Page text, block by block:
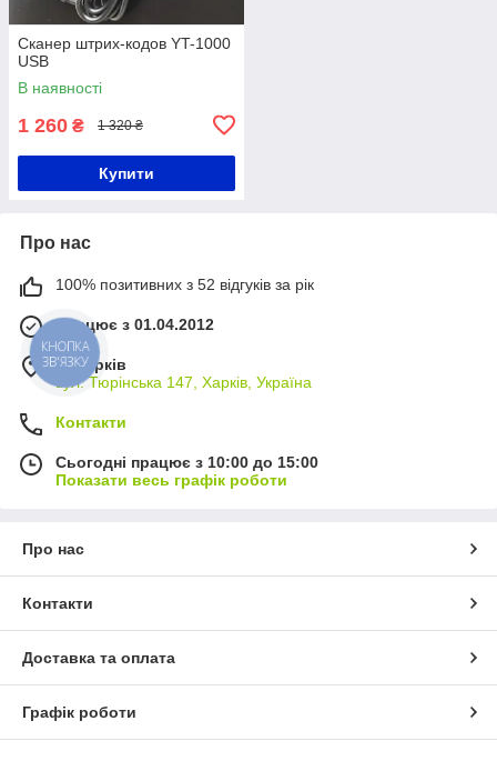
Сканер штрих-кодов YT-1000
USB
В наявності
1 260 ₴ 1 320 ₴
Купити
Про нас
100% позитивних з 52 відгуків за рік
Працює з 01.04.2012
м. Харків
вул. Тюрінська 147, Харків, Україна
Контакти
Сьогодні працює з 10:00 до 15:00
Показати весь графік роботи
Про нас
Контакти
Доставка та оплата
Графік роботи
КНОПКА
ЗВ'ЯЗКУ